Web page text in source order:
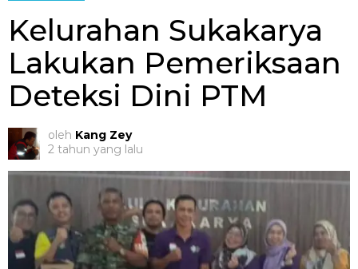
Kelurahan Sukakarya
Lakukan Pemeriksaan
Deteksi Dini PTM
oleh Kang Zey
2 tahun yang lalu